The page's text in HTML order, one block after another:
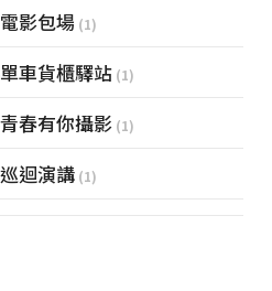
影包場 (1)
車貨櫃驛站 (1)
春有你攝影 (1)
迴演講 (1)